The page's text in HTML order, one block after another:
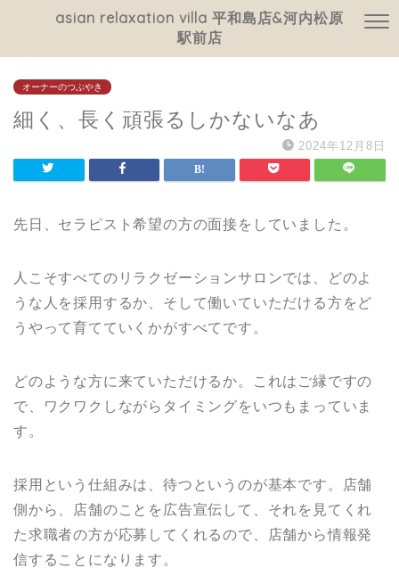
asian relaxation villa 平和島店&河内松原
駅前店
オーナーのつぶやき
細く、長く頑張るしかないなあ
2024年12月8日
先日、セラピスト希望の方の面接をしていました。
人こそすべてのリラクゼーションサロンでは、どのよ
うな人を採用するか、そして働いていただける方をど
うやって育てていくかがすべてです。
どのような方に来ていただけるか。これはご縁ですの
で、ワクワクしながらタイミングをいつもまっていま
す。
採用という仕組みは、待つというのが基本です。店舗
側から、店舗のことを広告宣伝して、それを見てくれ
た求職者の方が応募してくれるので、店舗から情報発
信することになります。